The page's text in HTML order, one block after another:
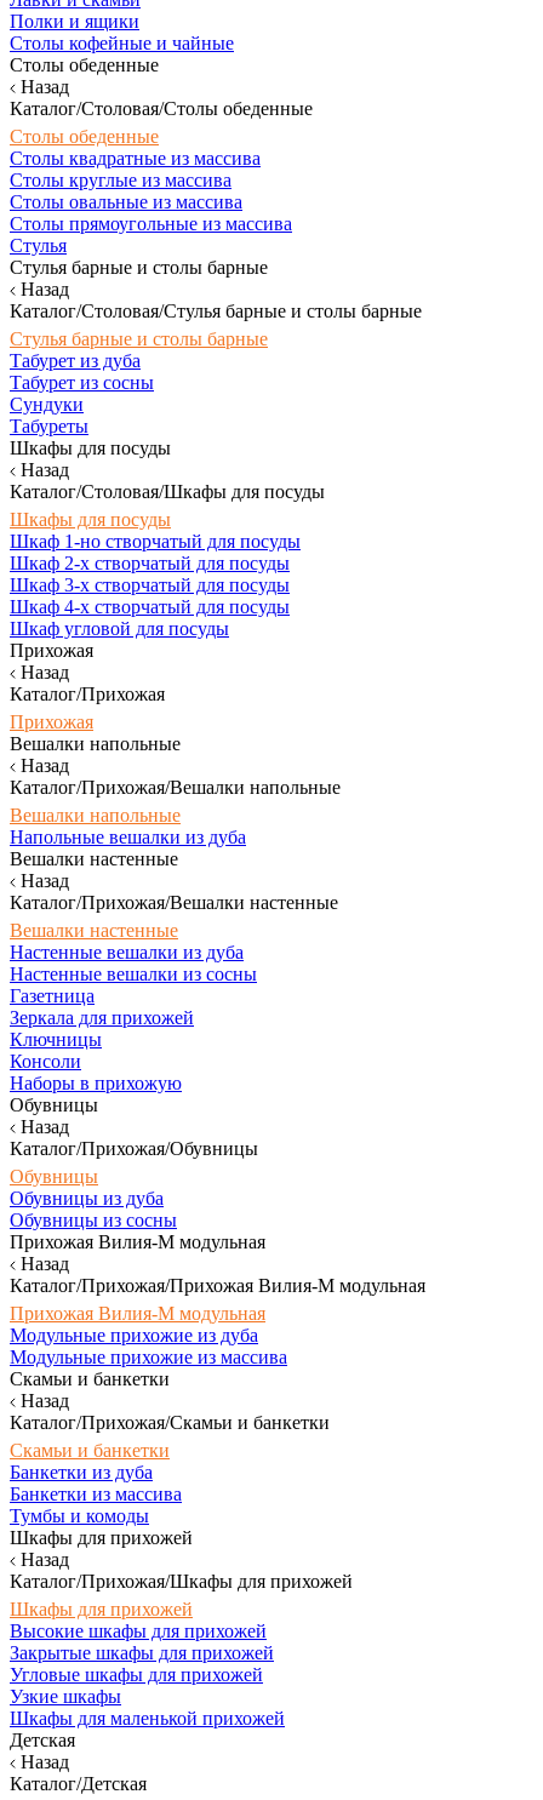
Полки и ящики
Столы кофейные и чайные
Столы обеденные
Назад
Каталог/Столовая/Столы обеденные
Столы обеденные
Столы квадратные из массива
Столы круглые из массива
Столы овальные из массива
Столы прямоугольные из массива
Стулья
Стулья барные и столы барные
Назад
Каталог/Столовая/Стулья барные и столы барные
Стулья барные и столы барные
Табурет из дуба
Табурет из сосны
Сундуки
Табуреты
Шкафы для посуды
Назад
Каталог/Столовая/Шкафы для посуды
Шкафы для посуды
Шкаф 1-но створчатый для посуды
Шкаф 2-х створчатый для посуды
Шкаф 3-х створчатый для посуды
Шкаф 4-х створчатый для посуды
Шкаф угловой для посуды
Прихожая
Назад
Каталог/Прихожая
Прихожая
Вешалки напольные
Назад
Каталог/Прихожая/Вешалки напольные
Вешалки напольные
Напольные вешалки из дуба
Вешалки настенные
Назад
Каталог/Прихожая/Вешалки настенные
Вешалки настенные
Настенные вешалки из дуба
Настенные вешалки из сосны
Газетница
Зеркала для прихожей
Ключницы
Консоли
Наборы в прихожую
Обувницы
Назад
Каталог/Прихожая/Обувницы
Обувницы
Обувницы из дуба
Обувницы из сосны
Прихожая Вилия-М модульная
Назад
Каталог/Прихожая/Прихожая Вилия-М модульная
Прихожая Вилия-М модульная
Модульные прихожие из дуба
Модульные прихожие из массива
Скамьи и банкетки
Назад
Каталог/Прихожая/Скамьи и банкетки
Скамьи и банкетки
Банкетки из дуба
Банкетки из массива
Тумбы и комоды
Шкафы для прихожей
Назад
Каталог/Прихожая/Шкафы для прихожей
Шкафы для прихожей
Высокие шкафы для прихожей
Закрытые шкафы для прихожей
Угловые шкафы для прихожей
Узкие шкафы
Шкафы для маленькой прихожей
Детская
Назад
Каталог/Детская